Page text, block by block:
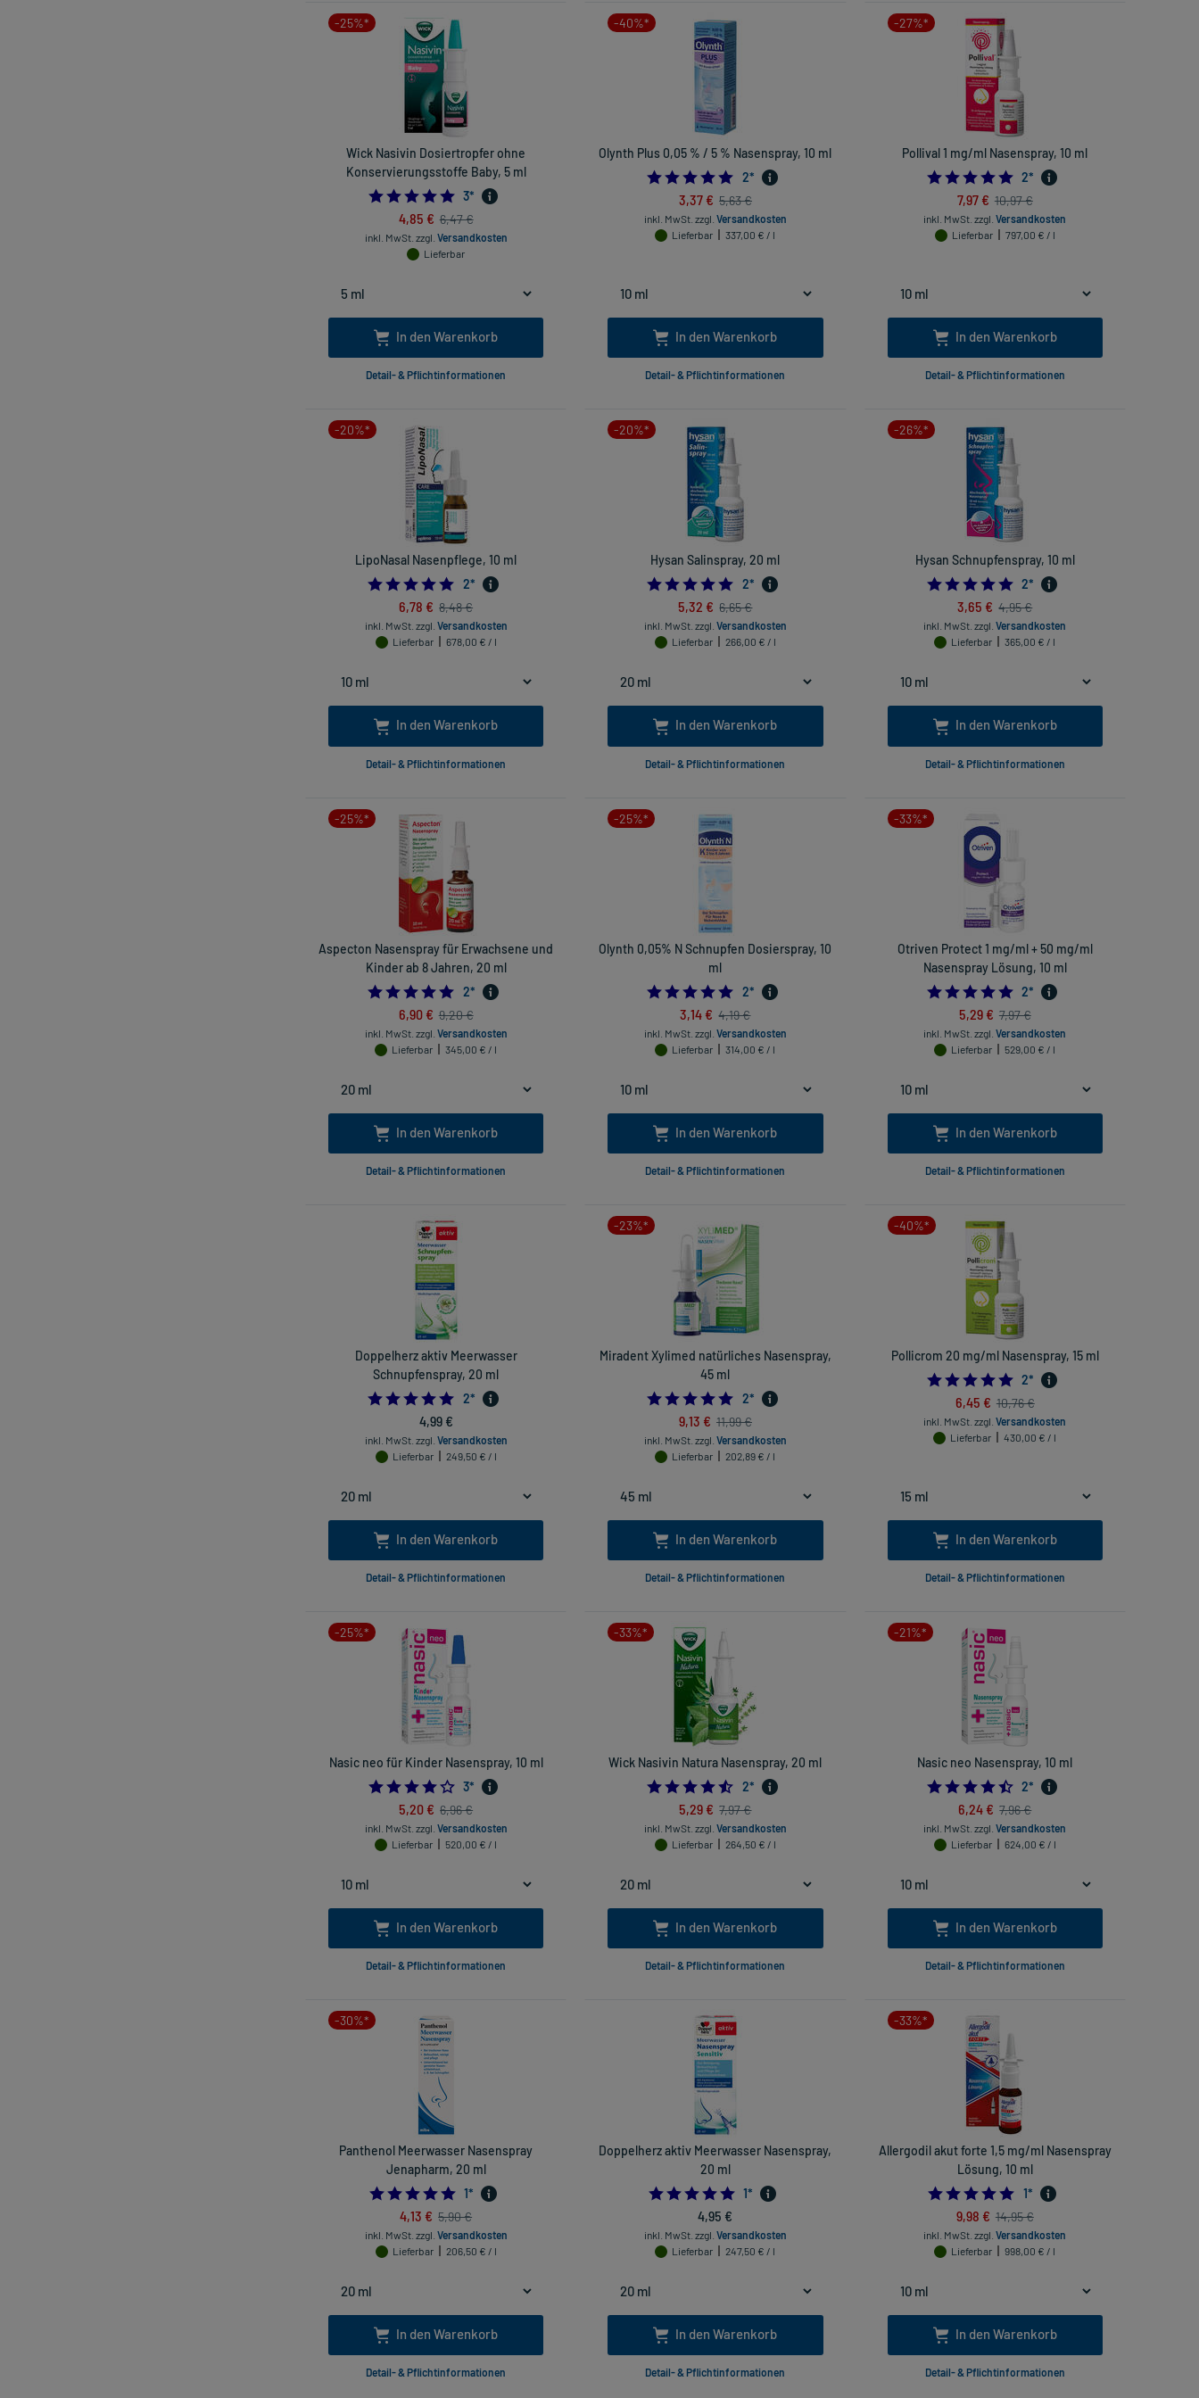
-25%*
Wick Nasivin Dosiertropfer ohne
Konservierungsstoffe Baby, 5 ml
5.0
3*
4,85 € 6,47 €
inkl. MwSt. zzgl. Versandkosten
Lieferbar
In den Warenkorb
Detail- & Pflichtinformationen
-40%*
Olynth Plus 0,05 % / 5 % Nasenspray, 10 ml
5.0
2*
3,37 € 5,63 €
inkl. MwSt. zzgl. Versandkosten
Lieferbar
337,00 € / l
In den Warenkorb
Detail- & Pflichtinformationen
-27%*
Pollival 1 mg/ml Nasenspray, 10 ml
5.0
2*
7,97 € 10,97 €
inkl. MwSt. zzgl.Versandkosten
Lieferbar
797,00 € / l
In den Warenkorb
Detail- & Pflichtinformationen
-20%*
LipoNasal Nasenpflege, 10 ml
5.0
2*
6,78 € 8,48 €
inkl. MwSt. zzgl. Versandkosten
Lieferbar
678,00 € / l
In den Warenkorb
Detail- & Pflichtinformationen
-20%*
Hysan Salinspray, 20 ml
5.0
2*
5,32 € 6,65 €
inkl. MwSt. zzgl. Versandkosten
Lieferbar
266,00 € / l
In den Warenkorb
Detail- & Pflichtinformationen
-26%*
Hysan Schnupfenspray, 10 ml
5.0
2*
3,65 € 4,95 €
inkl. MwSt. zzgl.Versandkosten
Lieferbar
365,00 € / l
In den Warenkorb
Detail- & Pflichtinformationen
-25%*
Aspecton Nasenspray für Erwachsene und
Kinder ab 8 Jahren, 20 ml
5.0
2*
6,90 € 9,20 €
inkl. MwSt. zzgl. Versandkosten
Lieferbar
345,00 € / l
In den Warenkorb
Detail- & Pflichtinformationen
-25%*
Olynth 0,05% N Schnupfen Dosierspray, 10
ml
5.0
2*
3,14 € 4,19 €
inkl. MwSt. zzgl. Versandkosten
Lieferbar
314,00 € / l
In den Warenkorb
Detail- & Pflichtinformationen
-33%*
Otriven Protect 1 mg/ml + 50 mg/ml
Nasenspray Lösung, 10 ml
5.0
2*
5,29 € 7,97 €
inkl. MwSt. zzgl.Versandkosten
Lieferbar
529,00 € / l
In den Warenkorb
Detail- & Pflichtinformationen
Doppelherz aktiv Meerwasser
Schnupfenspray, 20 ml
5.0
2*
4,99 €
inkl. MwSt. zzgl. Versandkosten
Lieferbar
249,50 € / l
In den Warenkorb
Detail- & Pflichtinformationen
-23%*
Miradent Xylimed natürliches Nasenspray,
45 ml
5.0
2*
9,13 € 11,99 €
inkl. MwSt. zzgl. Versandkosten
Lieferbar
202,89 € / l
In den Warenkorb
Detail- & Pflichtinformationen
-40%*
Pollicrom 20 mg/ml Nasenspray, 15 ml
5.0
2*
6,45 € 10,76 €
inkl. MwSt. zzgl.Versandkosten
Lieferbar
430,00 € / l
In den Warenkorb
Detail- & Pflichtinformationen
-25%*
Nasic neo für Kinder Nasenspray, 10 ml
4.0
3*
5,20 € 6,96 €
inkl. MwSt. zzgl. Versandkosten
Lieferbar
520,00 € / l
In den Warenkorb
Detail- & Pflichtinformationen
-33%*
Wick Nasivin Natura Nasenspray, 20 ml
4.5
2*
5,29 € 7,97 €
inkl. MwSt. zzgl. Versandkosten
Lieferbar
264,50 € / l
In den Warenkorb
Detail- & Pflichtinformationen
-21%*
Nasic neo Nasenspray, 10 ml
4.5
2*
6,24 € 7,96 €
inkl. MwSt. zzgl.Versandkosten
Lieferbar
624,00 € / l
In den Warenkorb
Detail- & Pflichtinformationen
-30%*
Panthenol Meerwasser Nasenspray
Jenapharm, 20 ml
5.0
1*
4,13 € 5,90 €
inkl. MwSt. zzgl. Versandkosten
Lieferbar
206,50 € / l
In den Warenkorb
Detail- & Pflichtinformationen
Doppelherz aktiv Meerwasser Nasenspray,
20 ml
5.0
1*
4,95 €
inkl. MwSt. zzgl. Versandkosten
Lieferbar
247,50 € / l
In den Warenkorb
Detail- & Pflichtinformationen
-33%*
Allergodil akut forte 1,5 mg/ml Nasenspray
Lösung, 10 ml
5.0
1*
9,98 € 14,95 €
inkl. MwSt. zzgl.Versandkosten
Lieferbar
998,00 € / l
In den Warenkorb
Detail- & Pflichtinformationen